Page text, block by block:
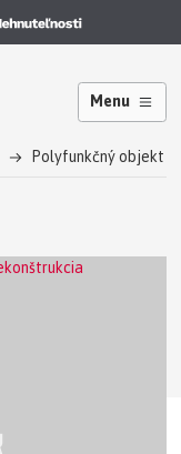
Menu
Polyfunkčný objekt